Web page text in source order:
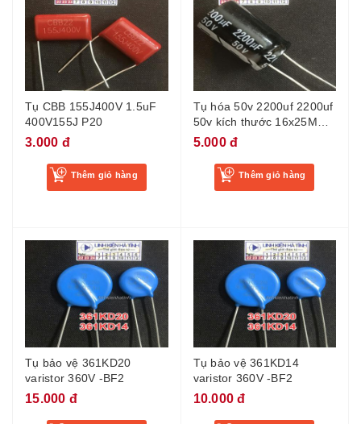
Tụ CBB 155J400V 1.5uF
400V155J P20
3.000 đ
Thêm giỏ hàng
Tụ hóa 50v 2200uf 2200uf
50v kích thước 16x25MM -
CG9
5.000 đ
Thêm giỏ hàng
Tụ bảo vệ 361KD20
varistor 360V -BF2
15.000 đ
Tụ bảo vệ 361KD14
varistor 360V -BF2
10.000 đ